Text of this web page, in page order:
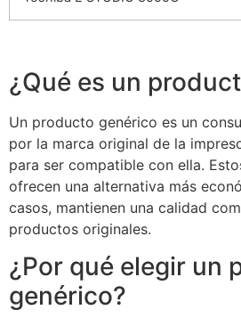
¿Qué es un
Un producto genérico es un
por la marca original de la
para ser compatible con ella.
ofrecen una alternativa más
casos, mantienen una calidad
productos originales.
¿Por qué elegir un
genérico?